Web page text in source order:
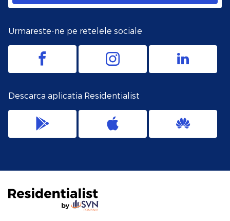
Urmareste-ne pe retelele sociale
Descarca aplicatia Residentialist